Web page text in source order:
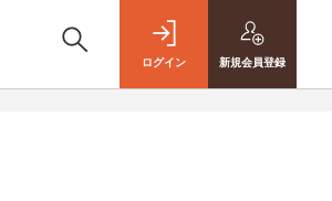
ログイン 新規会員登録